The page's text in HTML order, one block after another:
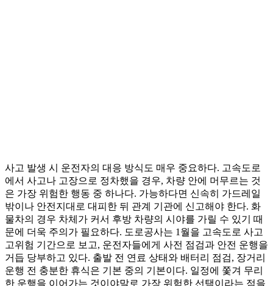
사고 발생 시 운전자의 대응 방식도 매우 중요하다. 고속도로
에서 사고나 고장으로 정차했을 경우, 차량 안에 머무르는 것
은 가장 위험한 행동 중 하나다. 가능하다면 신속히 가드레일
밖이나 안전지대로 대피한 뒤 관계 기관에 신고해야 한다. 화
물차의 경우 차체가 커서 후방 차량의 시야를 가릴 수 있기 때
문에 더욱 주의가 필요하다. 도로공사는 1월을 고속도로 사고
고위험 기간으로 보고, 운전자들에게 사전 점검과 안전 운행을
거듭 당부하고 있다. 출발 전 연료 상태와 배터리 점검, 장거리
운행 전 충분한 휴식은 기본 중의 기본이다. 일정에 쫓겨 무리
한 운행을 이어가는 것이야말로 가장 위험한 선택이라는 점을